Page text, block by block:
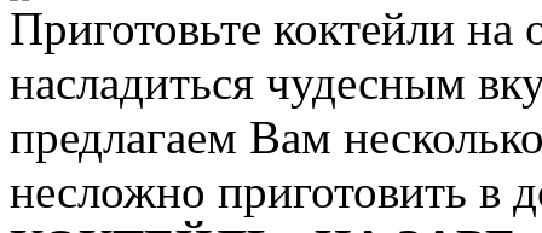
Приготовьте коктейли
насладиться чудесным
предлагаем Вам
несложно приготовить в